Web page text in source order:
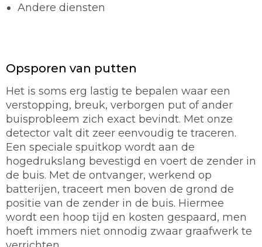
Andere diensten
Opsporen van putten
Het is soms erg lastig te bepalen waar een
verstopping, breuk, verborgen put of ander
buisprobleem zich exact bevindt. Met onze
detector valt dit zeer eenvoudig te traceren.
Een speciale spuitkop wordt aan de
hogedrukslang bevestigd en voert de zender in
de buis. Met de ontvanger, werkend op
batterijen, traceert men boven de grond de
positie van de zender in de buis. Hiermee
wordt een hoop tijd en kosten gespaard, men
hoeft immers niet onnodig zwaar graafwerk te